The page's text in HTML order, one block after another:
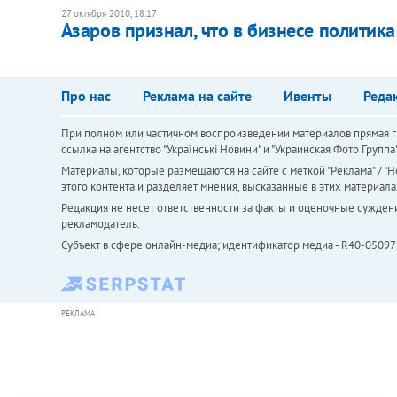
27 октября 2010, 18:17
Азаров признал, что в бизнесе
Про нас Реклама на сайте Ивенты
При полном или частичном воспроизведении материалов прямая
ссылка на агентство "Українськi Новини" и "Украинская Фото
Материалы, которые размещаются на сайте с меткой "Реклама" /
этого контента и разделяет мнения, высказанные в этих
Редакция не несет ответственности за факты и оценочные
рекламодатель.
Субъект в сфере онлайн-медиа; идентификатор медиа - R40-05097
РЕКЛАМА